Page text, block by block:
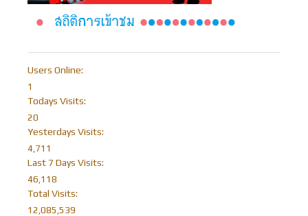
Users Online:
1
Todays Visits:
20
Yesterdays Visits:
4,711
Last 7 Days Visits:
46,118
Total Visits:
12,085,539